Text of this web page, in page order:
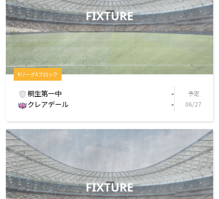
KリーグAブロック
桐生第一中 -
クレアデール -
予定
06/27